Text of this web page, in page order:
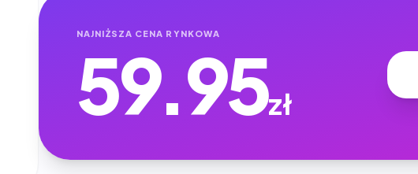
NAJNIŻSZA CENA RYNKOWA
59.95zł